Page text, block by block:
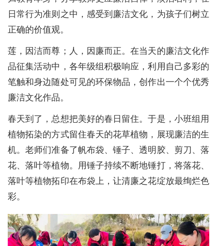
日常行为准则之中，感受到廉洁文化，为孩子们树立
正确的价值观。
莲，因洁而尊；人，因廉而正。在当天的廉洁文化作
品征集活动中，各年级组积极响应，利用自己多彩的
笔触和身边随处可见的环保物品，创作出一个个优秀
廉洁文化作品。
春天到了，总想把美好的春日留住。于是，小班组用
植物拓染的方式留住春天的花草植物，展现廉洁的生
机。老师们准备了帆布袋、锤子、透明胶、剪刀、落
花、落叶等植物。用锤子持续不断地锤打，将落花、
落叶等植物拓印在布袋上，让清廉之花绽放最绚烂色
彩。